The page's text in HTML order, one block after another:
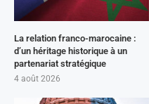
La relation franco-marocaine :
d’un héritage historique à un
partenariat stratégique
4 août 2026